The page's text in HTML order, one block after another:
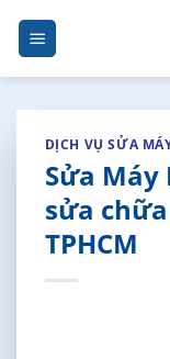
Skip
content
DỊCH VỤ SỬA
Sửa Máy
sửa
TPHCM